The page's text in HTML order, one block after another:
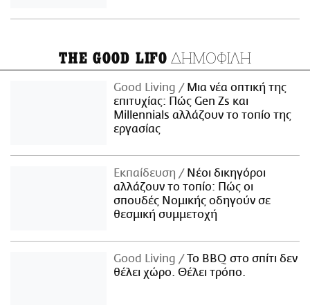
THE GOOD LIFO ΔΗΜΟΦΙΛΗ
Good Living
Μια νέα οπτική της
επιτυχίας: Πώς Gen Zs και
Millennials αλλάζουν το τοπίο της
εργασίας
Εκπαίδευση
Νέοι δικηγόροι
αλλάζουν το τοπίο: Πώς οι
σπουδές Νομικής οδηγούν σε
θεσμική συμμετοχή
Good Living
Το BBQ στο σπίτι δεν
θέλει χώρο. Θέλει τρόπο.